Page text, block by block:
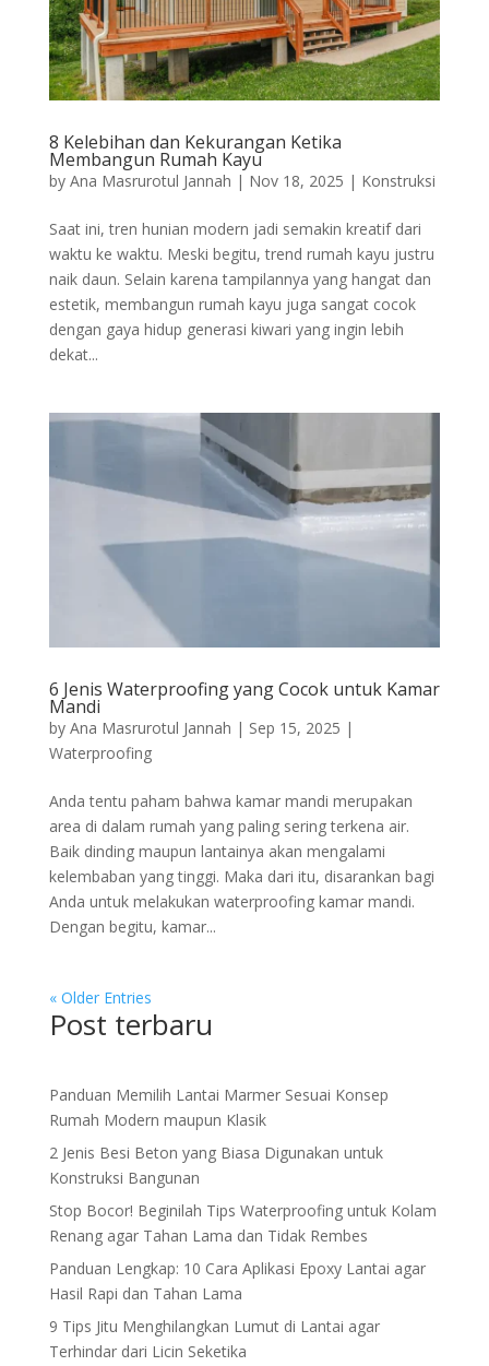
8 Kelebihan dan Kekurangan Ketika
Membangun Rumah Kayu
by Ana Masrurotul Jannah | Nov 18, 2025 | Konstruksi
Saat ini, tren hunian modern jadi semakin kreatif dari
waktu ke waktu. Meski begitu, trend rumah kayu justru
naik daun. Selain karena tampilannya yang hangat dan
estetik, membangun rumah kayu juga sangat cocok
dengan gaya hidup generasi kiwari yang ingin lebih
dekat...
6 Jenis Waterproofing yang Cocok untuk Kamar
Mandi
by Ana Masrurotul Jannah | Sep 15, 2025 |
Waterproofing
Anda tentu paham bahwa kamar mandi merupakan
area di dalam rumah yang paling sering terkena air.
Baik dinding maupun lantainya akan mengalami
kelembaban yang tinggi. Maka dari itu, disarankan bagi
Anda untuk melakukan waterproofing kamar mandi.
Dengan begitu, kamar...
« Older Entries
Post terbaru
Panduan Memilih Lantai Marmer Sesuai Konsep
Rumah Modern maupun Klasik
2 Jenis Besi Beton yang Biasa Digunakan untuk
Konstruksi Bangunan
Stop Bocor! Beginilah Tips Waterproofing untuk Kolam
Renang agar Tahan Lama dan Tidak Rembes
Panduan Lengkap: 10 Cara Aplikasi Epoxy Lantai agar
Hasil Rapi dan Tahan Lama
9 Tips Jitu Menghilangkan Lumut di Lantai agar
Terhindar dari Licin Seketika